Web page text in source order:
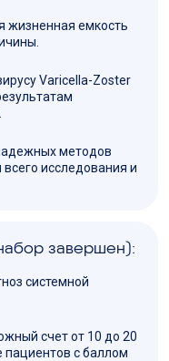
емкость
Varicella-Zoster
методов
исследования и
завершен):
системной
счет от 10 до 20
с баллом